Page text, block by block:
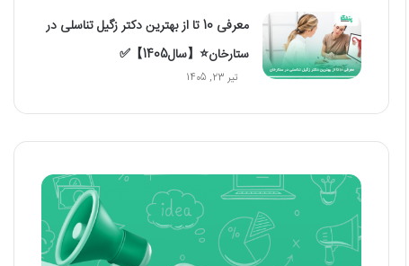
معرفی 10 تا از بهترین دکتر زگیل تناسلی در
ستارخان⭐【سال1405】✅
تیر 23, 1405